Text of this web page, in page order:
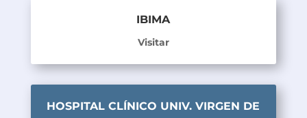
IBIMA
Visitar
HOSPITAL CLÍNICO UNIV. VIRGEN DE